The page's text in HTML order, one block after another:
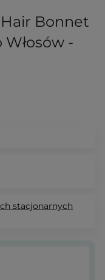
Bonnet
-
stacjonarnych